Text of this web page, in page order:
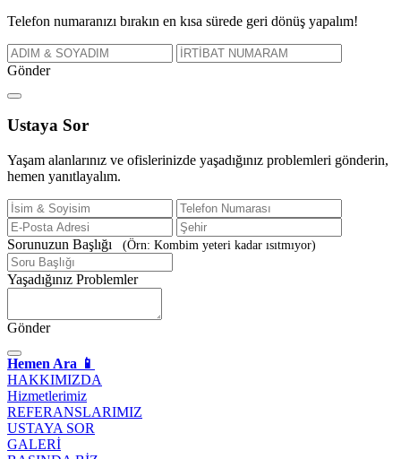
Telefon numaranızı bırakın en kısa sürede geri dönüş yapalım!
Gönder
Ustaya Sor
Yaşam alanlarınız ve ofislerinizde yaşadığınız problemleri gönderin,
hemen yanıtlayalım.
Sorunuzun Başlığı (Örn: Kombim yeteri kadar ısıtmıyor)
Yaşadığınız Problemler
Gönder
Hemen Ara 📱
HAKKIMIZDA
Hizmetlerimiz
REFERANSLARIMIZ
USTAYA SOR
GALERİ